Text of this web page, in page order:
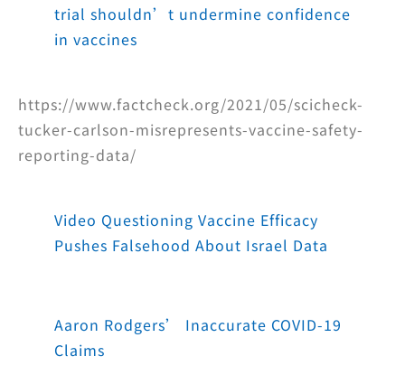
trial shouldn’t undermine confidence
in vaccines
https://www.factcheck.org/2021/05/scicheck-
tucker-carlson-misrepresents-vaccine-safety-
reporting-data/
Video Questioning Vaccine Efficacy
Pushes Falsehood About Israel Data
Aaron Rodgers’ Inaccurate COVID-19
Claims